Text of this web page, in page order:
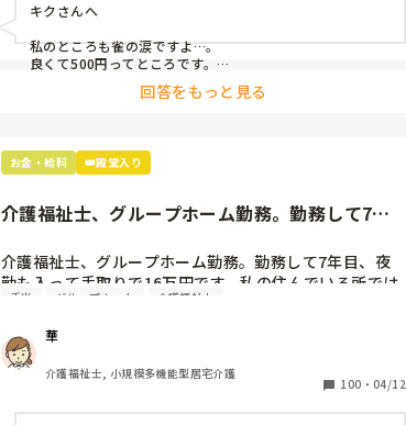
キクさんへ
私のところも雀の涙ですよ…。
良くて500円ってところです。
必死で働いて、技術身につけて500円…
小学生のお小遣いか！って、言いたくなります…。
回答をもっと見る
お金・給料 👑殿堂入り
介護福祉士、グループホーム勤務。勤務して7年
介護福祉士、グループホーム勤務。勤務して7年目、夜
勤も入って手取りで16万円です。私の住んでいる所では
普通ですが手取り20万は欲しいなと思っています。皆さ
夜勤手当は一回3,500円です。
手当 グループホーム 介護福祉士
華
介護福祉士, 小規模多機能型居宅介護
100 ・ 04/12